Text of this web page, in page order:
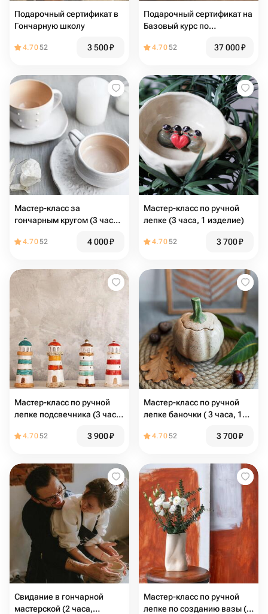
Подарочный сертификат в
Гончарную школу
4.7052 3 500₽
Подарочный сертификат на
Базовый курс по
занятий по 3 часа)
4.7052 37 000₽
Мастер-класс за
гончарным кругом (3 часа,
4.7052 4 000₽
Мастер-класс по ручной
лепке (3 часа, 1 изделие)
4.7052 3 700₽
Мастер-класс по ручной
лепке подсвечника (3 часа,
4.7052 3 900₽
Мастер-класс по ручной
лепке баночки ( 3 часа, 1
4.7052 3 700₽
Свидание в гончарной
мастерской (2 часа,
Мастер-класс по ручной
лепке по созданию вазы ( 3